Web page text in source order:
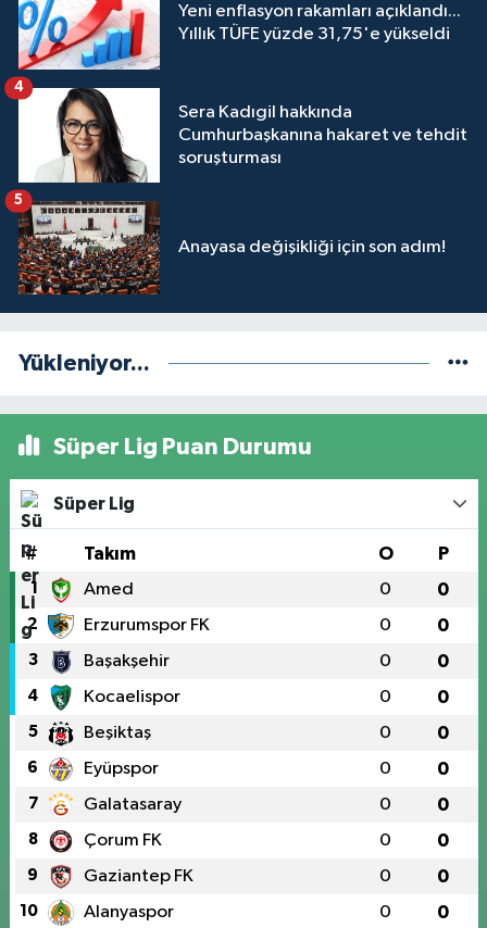
Yeni enflasyon rakamları açıklandı...
Yıllık TÜFE yüzde 31,75'e yükseldi
Sera Kadıgil hakkında
Cumhurbaşkanına hakaret ve tehdit
soruşturması
4
Anayasa değişikliği için son adım!
5
Yükleniyor...
Süper Lig Puan Durumu
Süper Lig
# Takım O P
1 Amed 0 0
2 Erzurumspor FK 0 0
3 Başakşehir 0 0
4 Kocaelispor 0 0
5 Beşiktaş 0 0
6 Eyüpspor 0 0
7 Galatasaray 0 0
8 Çorum FK 0 0
9 Gaziantep FK 0 0
10 Alanyaspor 0 0